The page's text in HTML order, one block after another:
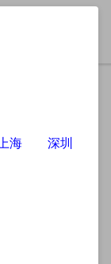
海
深圳